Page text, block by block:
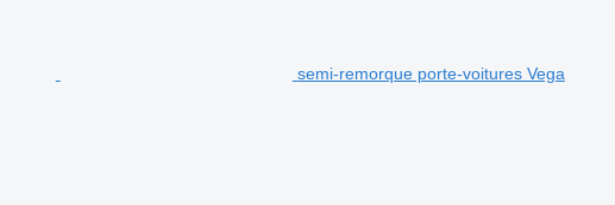
semi-remorque porte-voitures Vega